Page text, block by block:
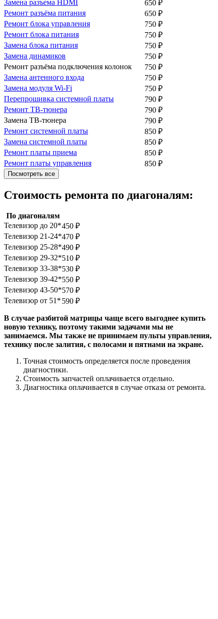
Замена разъема HDMI 650 ₽
Ремонт разъёма питания
650 ₽
Ремонт блока управления
750 ₽
Ремонт блока питания
750 ₽
Замена блока питания
750 ₽
Замена динамиков
750 ₽
Ремонт разъёма подключения колонок
750 ₽
Замена антенного входа
750 ₽
Замена модуля Wi-Fi
750 ₽
Перепрошивка системной платы
790 ₽
Ремонт ТВ-тюнера
790 ₽
Замена ТВ-тюнера
790 ₽
Ремонт системной платы
850 ₽
Замена системной платы
850 ₽
Ремонт платы приема
850 ₽
Ремонт платы управления
850 ₽
Посмотреть все
Стоимость ремонта по диагоналям:
По диагоналям
Телевизор до 20*450 ₽
Телевизор 21-24*470 ₽
Телевизор 25-28*490 ₽
Телевизор 29-32*510 ₽
Телевизор 33-38*530 ₽
Телевизор 39-42*550 ₽
Телевизор 43-50*570 ₽
Телевизор от 51* 590 ₽
В случае разбитой матрицы чаще всего выгоднее купить
новую технику, поэтому такими задачами мы не
занимаемся. Мы также не принимаем пульты управления,
технику после залития, с полосами и пятнами на экране.
Точная стоимость определяется после проведения
диагностики.
Стоимость запчастей оплачивается отдельно.
Диагностика оплачивается в случае отказа от ремонта.